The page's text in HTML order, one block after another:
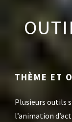
THÈME ET
Plusieurs outils
l’animation